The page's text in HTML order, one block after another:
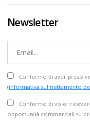
Newsletter
Confermo di aver preso
(informativa sul trattamento
Confermo di voler
opportunità commerciali su